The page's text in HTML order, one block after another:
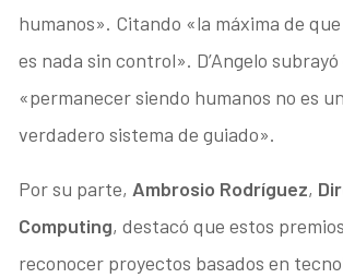
humanos». Citando «la máxima de
es nada sin control». D’Angelo
«permanecer siendo humanos no es
verdadero sistema de guiado».
Por su parte, Ambrosio Rodríguez,
Computing, destacó que estos
reconocer proyectos basados en